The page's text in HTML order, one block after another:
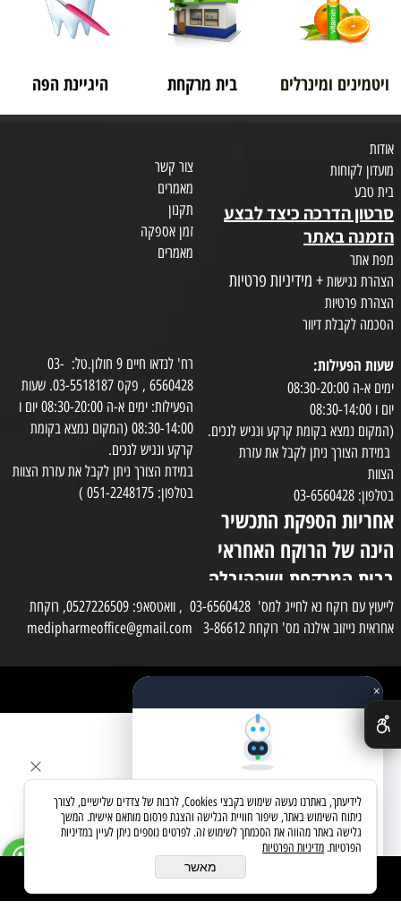
הוסף לסל
ויטמינים ומינרלים בית מרקחת היגיינת הפה
אודות
מועדון לקוחות
בית טבע
סרטון הדרכה כיצד לבצע
הזמנה באתר
מפת אתר
הצהרת נגישות + מידיניות פרטיות
הצהרת פרטיות
הסכמה לקבלת דיוור
צור קשר
מאמרים
תקנון
זמן אספקה
מאמרים
שעות הפעילות:
ימים א-ה 08:30-20:00
יום ו 08:30-14:00
(המקום נמצא בקומת קרקע ונגיש לנכים.
במידת הצורך ניתן לקבל את עזרת
הצוות
בטלפון: 03-6560428
אחריות הספקת התכשיר
הינה של הרוקח האחראי
בבית המרקחת ושההובלה
בפועל תעשה בעזרת
השליח
רח' לנדאו חיים 9 חולון.טל: 03-
6560428 , פקס 03-5518187. שעות
הפעילות: ימים א-ה 08:30-20:00 יום ו
08:30-14:00 (המקום נמצא בקומת
קרקע ונגיש לנכים.
במידת הצורך ניתן לקבל את עזרת הצוות
בטלפון: 051-2248175 )
לייעוץ עם רוקח נא לחייג למס' 03-6560428 , וואטסאפ: 0527226509, רוקחת
אחראית נייזוב אילנה מס' רוקחת 3-86612 medipharmeoffice@gmail.com
✕×
שאלו את העוזר החכם
מחפשים מוצר? אני כאן כדי לעזור
בואו נתחיל
לידיעתך, באתרנו נעשה שימוש בקבצי Cookies, לרבות של צדדים שלישיים, לצורך
ניתוח השימוש באתר, שיפור חוויית הגלישה והצגת פרסום מותאם אישית. המשך
גלישה באתר מהווה את הסכמתך לשימוש זה. לפרטים נוספים ניתן לעיין במדיניות
הפרטיות. מדיניות הפרטיות
מאשר